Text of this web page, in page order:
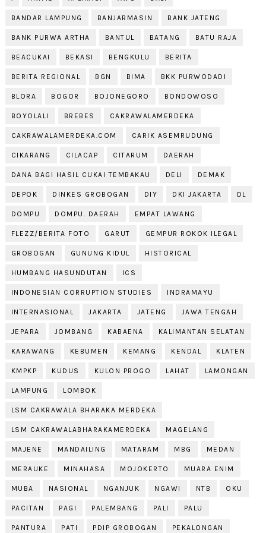
BANDAR LAMPUNG BANJARMASIN BANK JATENG
BANK PURWA ARTHA BANTUL BATANG BATU RAJA
BEACUKAI BEKASI BENGKULU BERITA
BERITA REGIONAL BGN BIMA BKK PURWODADI
BLORA BOGOR BOJONEGORO BONDOWOSO
BOYOLALI BREBES CAKRAWALAMERDEKA
CAKRAWALAMERDEKA.COM CARIK ASEMRUDUNG
CIKARANG CILACAP CITARUM DAERAH
DANA BAGI HASIL CUKAI TEMBAKAU DELI DEMAK
DEPOK DINKES GROBOGAN DIY DKI JAKARTA DL
DOMPU DOMPU. DAERAH EMPAT LAWANG
FLEZZ/BERITA FOTO GARUT GEMPUR ROKOK ILEGAL
GROBOGAN GUNUNG KIDUL HISTORICAL
HUMBANG HASUNDUTAN ICS
INDONESIAN CORRUPTION STUDIES INDRAMAYU
INTERNASIONAL JAKARTA JATENG JAWA TENGAH
JEPARA JOMBANG KABAENA KALIMANTAN SELATAN
KARAWANG KEBUMEN KEMANG KENDAL KLATEN
KMPKP KUDUS KULON PROGO LAHAT LAMONGAN
LAMPUNG LOMBOK
LSM CAKRAWALA BHARAKA MERDEKA
LSM CAKRAWALABHARAKAMERDEKA MAGELANG
MAJENE MANDAILING MATARAM MBG MEDAN
MERAUKE MINAHASA MOJOKERTO MUARA ENIM
MUBA NASIONAL NGANJUK NGAWI NTB OKU
PACITAN PAGI PALEMBANG PALI PALU
PANTURA PATI PDIP GROBOGAN PEKALONGAN